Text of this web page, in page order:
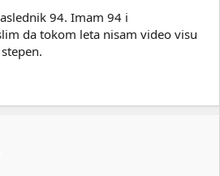
94. Imam 94 i
da tokom leta nisam video visu